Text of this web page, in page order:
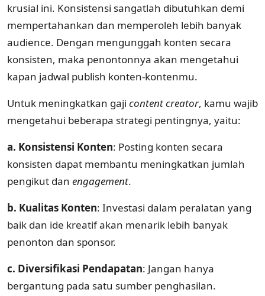
krusial ini. Konsistensi sangatlah dibutuhkan demi
mempertahankan dan memperoleh lebih banyak
audience. Dengan mengunggah konten secara
konsisten, maka penontonnya akan mengetahui
kapan jadwal publish konten-kontenmu.
Untuk meningkatkan gaji content creator, kamu wajib
mengetahui beberapa strategi pentingnya, yaitu:
a. Konsistensi Konten: Posting konten secara
konsisten dapat membantu meningkatkan jumlah
pengikut dan engagement.
b. Kualitas Konten: Investasi dalam peralatan yang
baik dan ide kreatif akan menarik lebih banyak
penonton dan sponsor.
c. Diversifikasi Pendapatan: Jangan hanya
bergantung pada satu sumber penghasilan.